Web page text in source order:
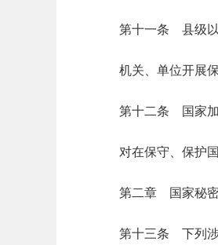
第十一条 县级以
机关、单位开展
第十二条 国家加
对在保守、保护
第二章 国家秘
第十三条 下列涉